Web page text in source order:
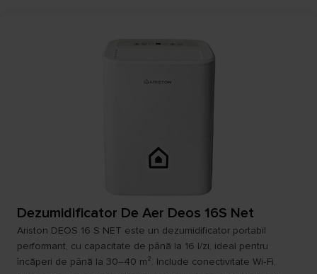
Dezumidificator De Aer Deos 16S Net
Ariston DEOS 16 S NET este un dezumidificator portabil
performant, cu capacitate de până la 16 l/zi, ideal pentru
încăperi de până la 30–40 m². Include conectivitate Wi‑Fi,